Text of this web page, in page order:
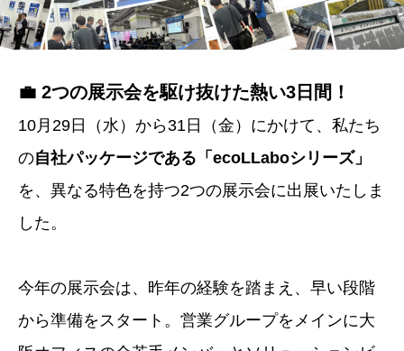
💼 2つの展示会を駆け抜けた熱い3日間！
10月29日（水）から31日（金）にかけて、私たち
の自社パッケージである「ecoLLaboシリーズ」
を、異なる特色を持つ2つの展示会に出展いたしま
した。
今年の展示会は、昨年の経験を踏まえ、早い段階
から準備をスタート。営業グループをメインに大